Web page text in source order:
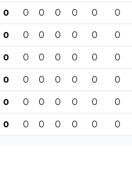
0 0 0 0 0 0 0
0 0 0 0 0 0 0
0 0 0 0 0 0 0
0 0 0 0 0 0 0
0 0 0 0 0 0 0
0 0 0 0 0 0 0